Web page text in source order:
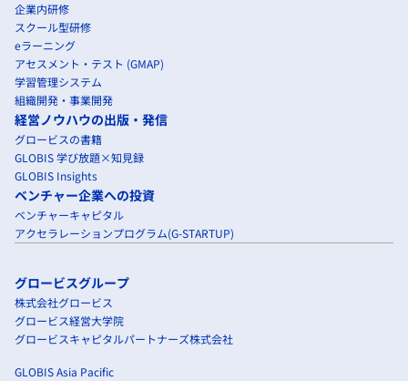
企業内研修
スクール型研修
eラーニング
アセスメント・テスト (GMAP)
学習管理システム
組織開発・事業開発
経営ノウハウの出版・発信
グロービスの書籍
GLOBIS 学び放題×知見録
GLOBIS Insights
ベンチャー企業への投資
ベンチャーキャピタル
アクセラレーションプログラム(G-STARTUP)
グロービスグループ
株式会社グロービス
グロービス経営大学院
グロービスキャピタルパートナーズ株式会社
GLOBIS Asia Pacific